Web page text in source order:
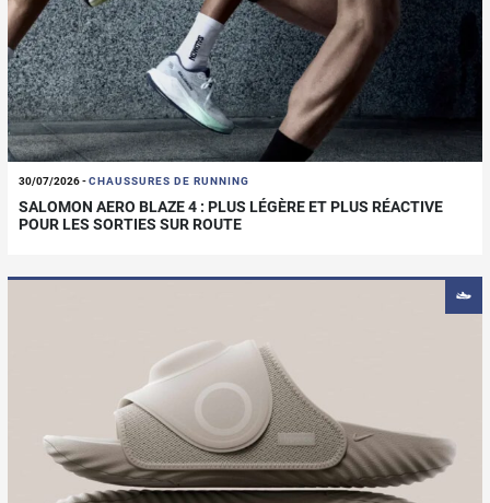
30/07/2026-CHAUSSURES DE RUNNING
SALOMON AERO BLAZE 4 : PLUS LÉGÈRE ET PLUS RÉACTIVE
POUR LES SORTIES SUR ROUTE